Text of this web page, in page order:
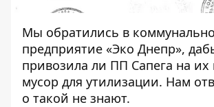
Мы обратились в
предприятие «Эко Днепр»,
привозила ли ПП Сапега на их
мусор для утилизации. Нам
о такой не знают.